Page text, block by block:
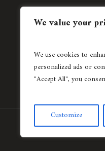
We value your
We use cookies to
personalized ads or
"Accept All", you
Customize
Création de
création de
04 78 37 62 15